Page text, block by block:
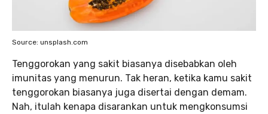
Source: unsplash.com
Tenggorokan yang sakit biasanya disebabkan oleh
imunitas yang menurun. Tak heran, ketika kamu sakit
tenggorokan biasanya juga disertai dengan demam.
Nah, itulah kenapa disarankan untuk mengkonsumsi